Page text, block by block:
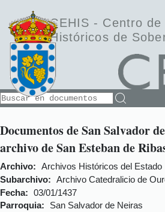
CEHIS - Centro de
Históricos de
Documentos de San Salvador
archivo de San Esteban de
Archivo:
Archivos Históricos del Estado
Subarchivo:
Archivo Catedralicio de
Fecha:
03/01/1437
Parroquia:
San Salvador de Neiras